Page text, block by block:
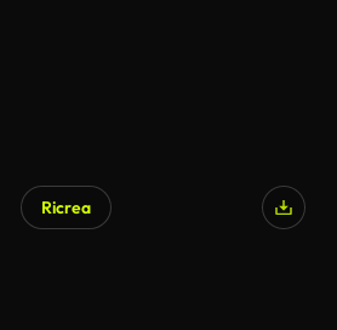
Ricrea